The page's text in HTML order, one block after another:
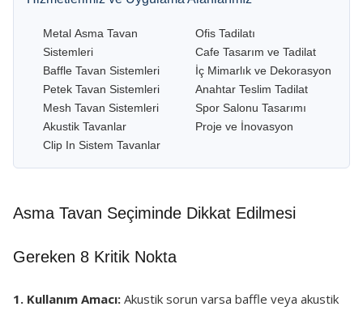
Metal Asma Tavan
Sistemleri
Baffle Tavan Sistemleri
Petek Tavan Sistemleri
Mesh Tavan Sistemleri
Akustik Tavanlar
Clip In Sistem Tavanlar
Ofis Tadilatı
Cafe Tasarım ve Tadilat
İç Mimarlık ve Dekorasyon
Anahtar Teslim Tadilat
Spor Salonu Tasarımı
Proje ve İnovasyon
Asma Tavan Seçiminde Dikkat Edilmesi
Gereken 8 Kritik Nokta
1. Kullanım Amacı: Akustik sorun varsa baffle veya akustik